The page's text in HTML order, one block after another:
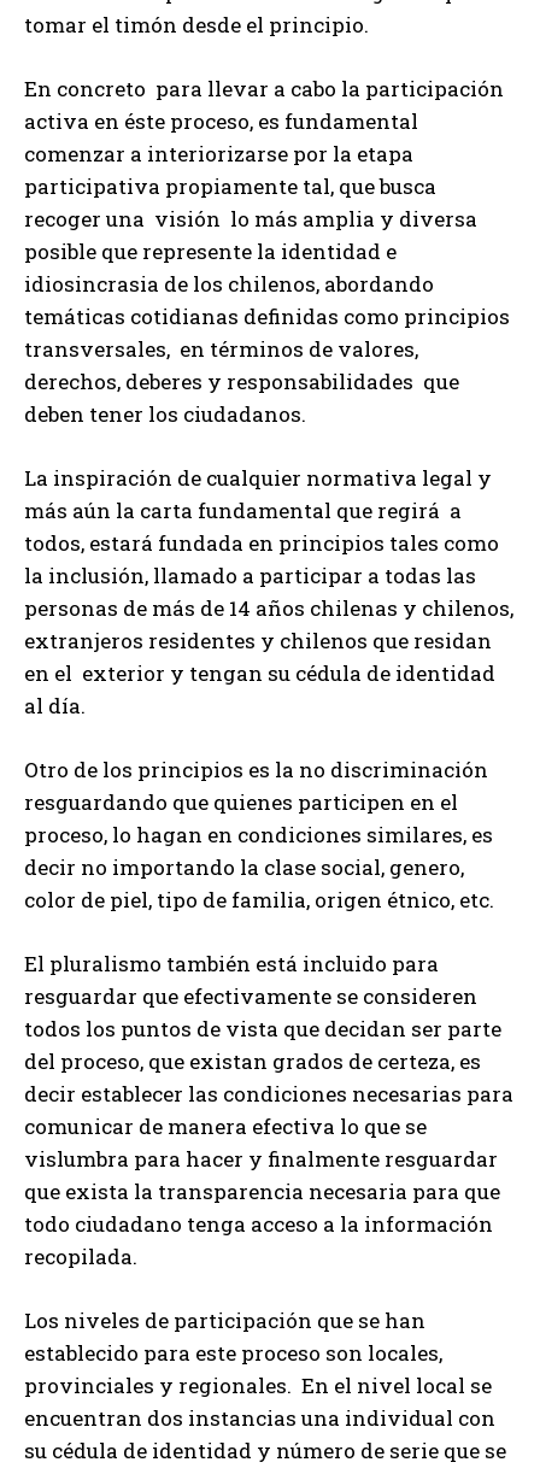
tomar el timón desde el principio.
En concreto para llevar a cabo la participación
activa en éste proceso, es fundamental
comenzar a interiorizarse por la etapa
participativa propiamente tal, que busca
recoger una visión lo más amplia y diversa
posible que represente la identidad e
idiosincrasia de los chilenos, abordando
temáticas cotidianas definidas como principios
transversales, en términos de valores,
derechos, deberes y responsabilidades que
deben tener los ciudadanos.
La inspiración de cualquier normativa legal y
más aún la carta fundamental que regirá a
todos, estará fundada en principios tales como
la inclusión, llamado a participar a todas las
personas de más de 14 años chilenas y chilenos,
extranjeros residentes y chilenos que residan
en el exterior y tengan su cédula de identidad
al día.
Otro de los principios es la no discriminación
resguardando que quienes participen en el
proceso, lo hagan en condiciones similares, es
decir no importando la clase social, genero,
color de piel, tipo de familia, origen étnico, etc.
El pluralismo también está incluido para
resguardar que efectivamente se consideren
todos los puntos de vista que decidan ser parte
del proceso, que existan grados de certeza, es
decir establecer las condiciones necesarias para
comunicar de manera efectiva lo que se
vislumbra para hacer y finalmente resguardar
que exista la transparencia necesaria para que
todo ciudadano tenga acceso a la información
recopilada.
Los niveles de participación que se han
establecido para este proceso son locales,
provinciales y regionales. En el nivel local se
encuentran dos instancias una individual con
su cédula de identidad y número de serie que se